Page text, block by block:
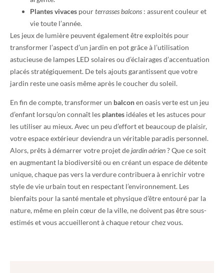
Plantes vivaces pourterrasses balcons : assurent couleur et
vie toute l’année.
Les jeux de lumière peuvent également être exploités pour
transformer l’aspect d’un jardin en pot grâce à l’utilisation
astucieuse de lampes LED solaires ou d’éclairages d’accentuation
placés stratégiquement. De tels ajouts garantissent que votre
jardin reste une oasis même après le coucher du soleil.
En fin de compte, transformer un balconen oasis verte est un jeu
d’enfant lorsqu’on connaît les plantes idéales et les astuces pour
les utiliser au mieux. Avec un peu d’effort et beaucoup de plaisir,
votre espace extérieur deviendra un véritable paradis personnel.
Alors, prêts à démarrer votre projet dejardin aérien? Que ce soit
en augmentant la biodiversité ou en créant un espace de détente
unique, chaque pas vers la verdure contribuera à enrichir votre
style de vie urbain tout en respectant l’environnement. Les
bienfaits pour la santé mentale et physique d’être entouré par la
nature, même en plein cœur de la ville, ne doivent pas être sous-
estimés et vous accueilleront à chaque retour chez vous.